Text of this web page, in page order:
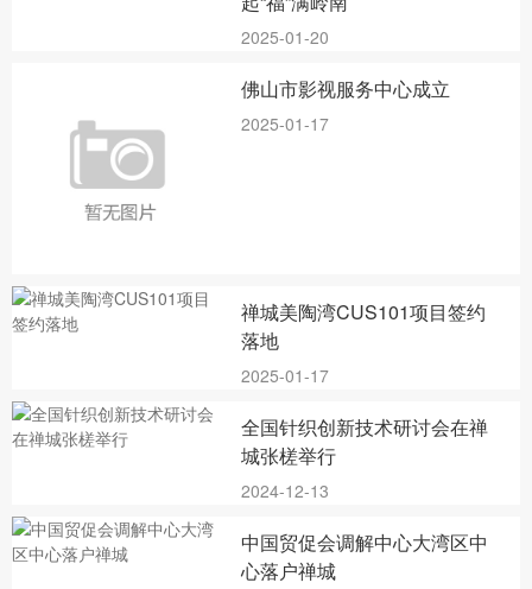
2025-01-20
佛山市影视服务中心成立
2025-01-17
禅城美陶湾CUS101项目签约
落地
2025-01-17
全国针织创新技术研讨会在禅
城张槎举行
2024-12-13
中国贸促会调解中心大湾区中
心落户禅城